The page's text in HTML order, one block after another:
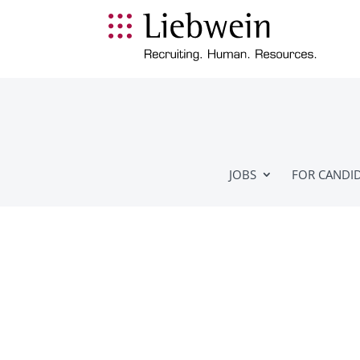
JOBS FOR